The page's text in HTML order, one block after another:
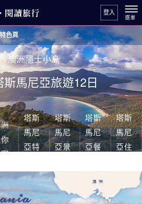
登入
色頁
澳洲隱士小島
馬尼亞旅遊12日
塔斯
馬尼
亞特
塔斯
馬尼
亞景
塔斯
馬尼
亞餐
塔斯
馬尼
亞住